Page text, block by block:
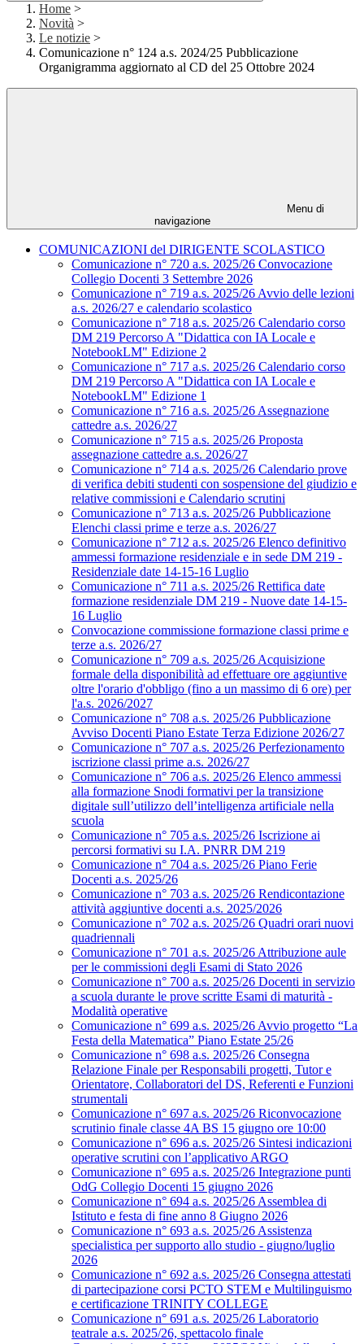
Home >
Novità >
Le notizie >
Comunicazione n° 124 a.s. 2024/25 Pubblicazione
Organigramma aggiornato al CD del 25 Ottobre 2024
Menu di
navigazione
COMUNICAZIONI del DIRIGENTE SCOLASTICO
Comunicazione n° 720 a.s. 2025/26 Convocazione
Collegio Docenti 3 Settembre 2026
Comunicazione n° 719 a.s. 2025/26 Avvio delle lezioni
a.s. 2026/27 e calendario scolastico
Comunicazione n° 718 a.s. 2025/26 Calendario corso
DM 219 Percorso A "Didattica con IA Locale e
NotebookLM" Edizione 2
Comunicazione n° 717 a.s. 2025/26 Calendario corso
DM 219 Percorso A "Didattica con IA Locale e
NotebookLM" Edizione 1
Comunicazione n° 716 a.s. 2025/26 Assegnazione
cattedre a.s. 2026/27
Comunicazione n° 715 a.s. 2025/26 Proposta
assegnazione cattedre a.s. 2026/27
Comunicazione n° 714 a.s. 2025/26 Calendario prove
di verifica debiti studenti con sospensione del giudizio e
relative commissioni e Calendario scrutini
Comunicazione n° 713 a.s. 2025/26 Pubblicazione
Elenchi classi prime e terze a.s. 2026/27
Comunicazione n° 712 a.s. 2025/26 Elenco definitivo
ammessi formazione residenziale e in sede DM 219 -
Residenziale date 14-15-16 Luglio
Comunicazione n° 711 a.s. 2025/26 Rettifica date
formazione residenziale DM 219 - Nuove date 14-15-
16 Luglio
Convocazione commissione formazione classi prime e
terze a.s. 2026/27
Comunicazione n° 709 a.s. 2025/26 Acquisizione
formale della disponibilità ad effettuare ore aggiuntive
oltre l'orario d'obbligo (fino a un massimo di 6 ore) per
l'a.s. 2026/2027
Comunicazione n° 708 a.s. 2025/26 Pubblicazione
Avviso Docenti Piano Estate Terza Edizione 2026/27
Comunicazione n° 707 a.s. 2025/26 Perfezionamento
iscrizione classi prime a.s. 2026/27
Comunicazione n° 706 a.s. 2025/26 Elenco ammessi
alla formazione Snodi formativi per la transizione
digitale sull’utilizzo dell’intelligenza artificiale nella
scuola
Comunicazione n° 705 a.s. 2025/26 Iscrizione ai
percorsi formativi su I.A. PNRR DM 219
Comunicazione n° 704 a.s. 2025/26 Piano Ferie
Docenti a.s. 2025/26
Comunicazione n° 703 a.s. 2025/26 Rendicontazione
attività aggiuntive docenti a.s. 2025/2026
Comunicazione n° 702 a.s. 2025/26 Quadri orari nuovi
quadriennali
Comunicazione n° 701 a.s. 2025/26 Attribuzione aule
per le commissioni degli Esami di Stato 2026
Comunicazione n° 700 a.s. 2025/26 Docenti in servizio
a scuola durante le prove scritte Esami di maturità -
Modalità operative
Comunicazione n° 699 a.s. 2025/26 Avvio progetto “La
Festa della Matematica” Piano Estate 25/26
Comunicazione n° 698 a.s. 2025/26 Consegna
Relazione Finale per Responsabili progetti, Tutor e
Orientatore, Collaboratori del DS, Referenti e Funzioni
strumentali
Comunicazione n° 697 a.s. 2025/26 Riconvocazione
scrutinio finale classe 4A BS 15 giugno ore 10:00
Comunicazione n° 696 a.s. 2025/26 Sintesi indicazioni
operative scrutini con l’applicativo ARGO
Comunicazione n° 695 a.s. 2025/26 Integrazione punti
OdG Collegio Docenti 15 giugno 2026
Comunicazione n° 694 a.s. 2025/26 Assemblea di
Istituto e festa di fine anno 8 Giugno 2026
Comunicazione n° 693 a.s. 2025/26 Assistenza
specialistica per supporto allo studio - giugno/luglio
2026
Comunicazione n° 692 a.s. 2025/26 Consegna attestati
di partecipazione corsi PCTO STEM e Multilinguismo
e certificazione TRINITY COLLEGE
Comunicazione n° 691 a.s. 2025/26 Laboratorio
teatrale a.s. 2025/26, spettacolo finale